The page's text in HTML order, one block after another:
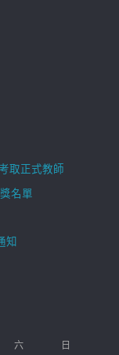
取正式教師
名單
知
六
日